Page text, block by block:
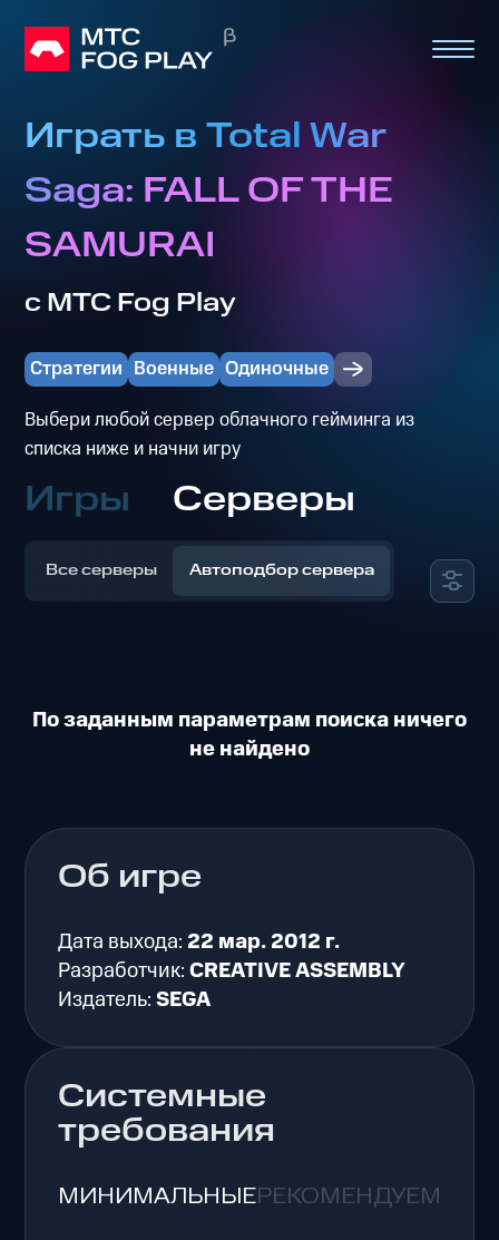
Играть в Total War
Saga: FALL OF THE
SAMURAI
с МТС Fog Play
Стратегии Военные Одиночные
Выбери любой сервер облачного гейминга из
списка ниже и начни игру
Игры Серверы
Все серверы Автоподбор сервера
По заданным параметрам поиска ничего
не найдено
Об игре
Дата выхода: 22 мар. 2012 г.
Разработчик:CREATIVE ASSEMBLY
Издатель:SEGA
Системные
требования
МИНИМАЛЬНЫЕРЕКОМЕНДУЕМЫЕ